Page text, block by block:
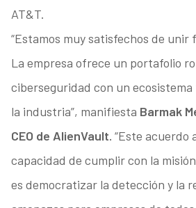
AT&T.
“Estamos muy satisfechos de unir
La empresa ofrece un portafolio
ciberseguridad con un
la industria”, manifiesta Barmak
CEO de AlienVault. “Este acuerdo
capacidad de cumplir con la
es democratizar la detección y la